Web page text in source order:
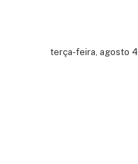
terça-feira, agosto 4